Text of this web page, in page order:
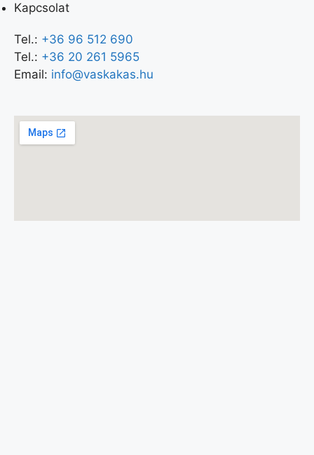
Kapcsolat
Tel.: +36 96 512 690
Tel.: +36 20 261 5965
Email: info@vaskakas.hu